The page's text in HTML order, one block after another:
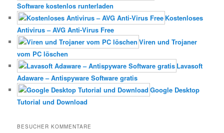
Software kostenlos runterladen
Kostenloses
Antivirus – AVG Anti-Virus Free
Viren und Trojaner
vom PC löschen
Lavasoft
Adaware – Antispyware Software gratis
Google Desktop
Tutorial und Download
BESUCHER KOMMENTARE